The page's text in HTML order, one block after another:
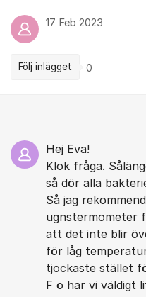
17 Feb 2023
Följ inlägget 0
Hej Eva!
Klok fråga.
så dör alla
Så jag
ugnstermometer
att det inte blir
för låg
tjockaste stället
F ö har vi väldigt